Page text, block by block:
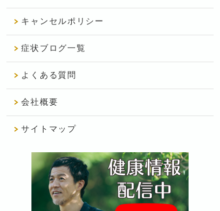
キャンセルポリシー
症状ブログ一覧
よくある質問
会社概要
サイトマップ